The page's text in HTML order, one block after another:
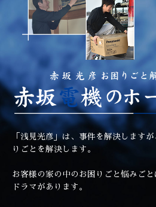
「浅見光彦」は、事件を解決します
りごとを解決します。
お客様の家の中のお困りごと悩みご
ドラマがあります。